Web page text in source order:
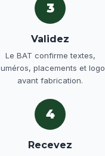
3
Validez
Le BAT confirme textes,
placements et logo
avant fabrication.
4
Recevez